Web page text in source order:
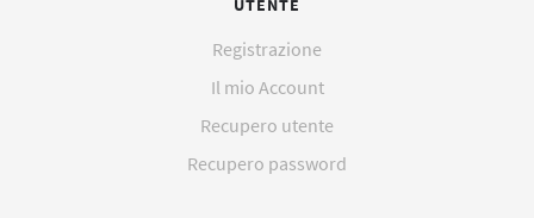
UTENTE
Registrazione
Il mio Account
Recupero utente
Recupero password